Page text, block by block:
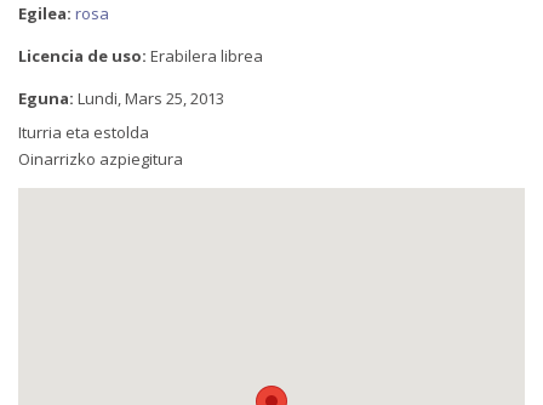
Egilea: rosa
Licencia de uso: Erabilera librea
Eguna: Lundi, Mars 25, 2013
Iturria eta estolda
Oinarrizko azpiegitura